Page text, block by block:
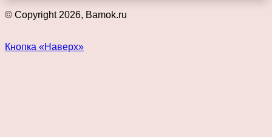
© Copyright 2026, Bamok.ru
Кнопка «Наверх»